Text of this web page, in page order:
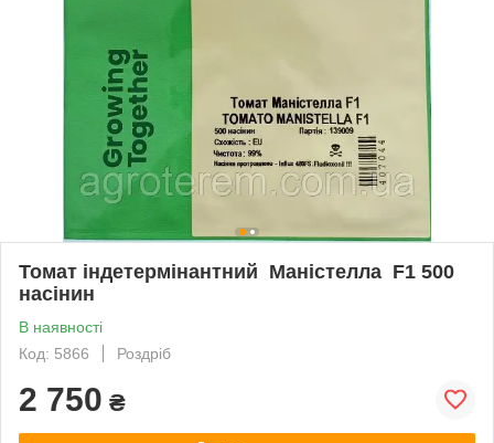
Томат індетермінантний Маністелла F1 500
насінин
В наявності
Код: 5866
Роздріб
2 750 ₴